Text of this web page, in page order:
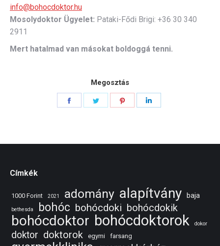
info@bohocdoktor.hu
Mosolydoktor Ügyelet: Pataki-Fődi Brigi: +36 30 340
2911
Mert hatalmad van másokat boldoggá tenni.
Megosztás
Címkék
1000 Forint 2021 adomány alapítvány baja
bethesda bohóc bohócdoki bohócdokik
bohócdoktor bohócdoktorok dokor
doktor doktorok egymi farsang